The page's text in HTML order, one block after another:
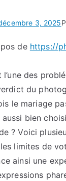
3, 2025
de https://
l’une des
du
le mariage
bien
? Voici
limites de
ainsi une